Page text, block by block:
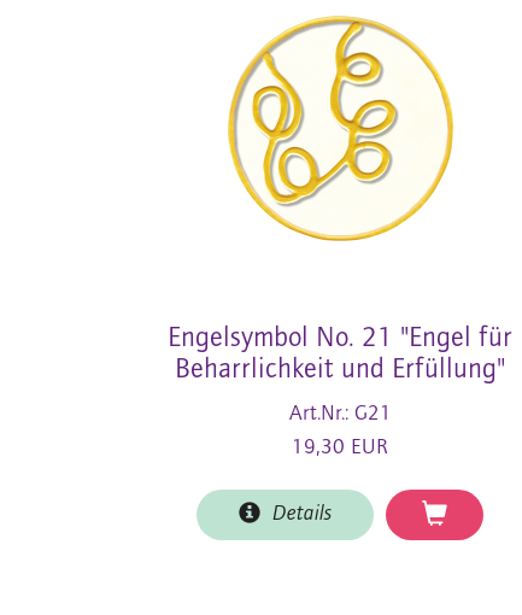
Engelsymbol No. 21 "Engel für
Beharrlichkeit und Erfüllung"
Art.Nr.: G21
19,30 EUR
Details